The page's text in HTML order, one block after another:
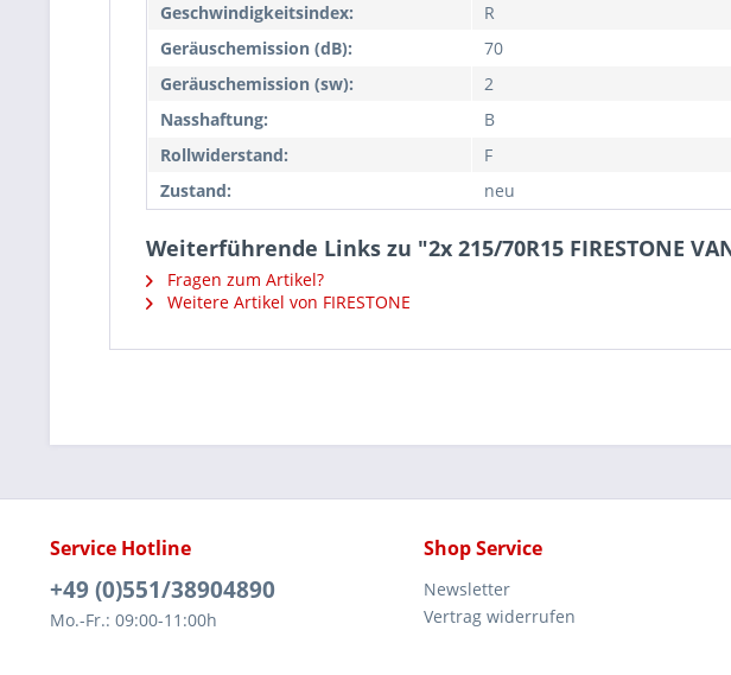
Geschwindigkeitsindex:
R
Geräuschemission (dB):
70
Geräuschemission (sw):
2
Nasshaftung:
B
Rollwiderstand:
F
Zustand:
neu
Weiterführende Links zu "2x 215/70R15 FIRESTONE
Fragen zum Artikel?
Weitere Artikel von FIRESTONE
Service Hotline
+49 (0)551/38904890
Mo.-Fr.: 09:00-11:00h
Shop Service
Newsletter
Vertrag widerrufen